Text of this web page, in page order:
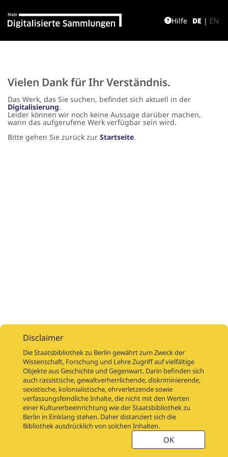
DE | EN
Hilfe
Vielen Dank für Ihr Verständnis.
Das Werk, das Sie suchen, befindet sich aktuell in der
Digitalisierung.
Leider können wir noch keine Aussage darüber machen,
wann das aufgerufene Werk verfügbar sein wird.
Bitte gehen Sie zurück zur Startseite.
DigitalisierungsaufträgeÜberDigitalisierungsprojekteLinks
DigiworkflowWeitere digitalisierte Bestände
Kontakt
Nutzungsbedingungen
Startseite der SBB
Stabikat
Weitere Kataloge der SBB
Disclaimer
Die Staatsbibliothek zu Berlin gewährt zum Zweck der
Wissenschaft, Forschung und Lehre Zugriff auf vielfältige
Objekte aus Geschichte und Gegenwart. Darin befinden sich
auch rassistische, gewaltverherrlichende, diskriminierende,
sexistische, kolonialistische, ehrverletzende sowie
verfassungsfeindliche Inhalte, die nicht mit den Werten
einer Kulturerbeeinrichtung wie der Staatsbibliothek zu
Berlin in Einklang stehen. Daher distanziert sich die
Bibliothek ausdrücklich von solchen Inhalten.
OK